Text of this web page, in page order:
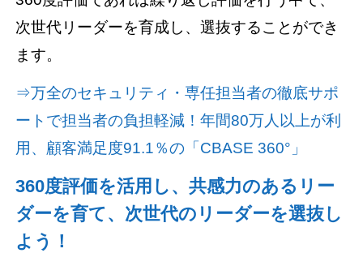
次世代リーダーを育成し、選抜することができ
ます。
⇒万全のセキュリティ・専任担当者の徹底サポ
ートで担当者の負担軽減！年間80万人以上が利
用、顧客満足度91.1％の「CBASE 360°」
360度評価を活用し、共感力のあるリー
ダーを育て、次世代のリーダーを選抜し
よう！